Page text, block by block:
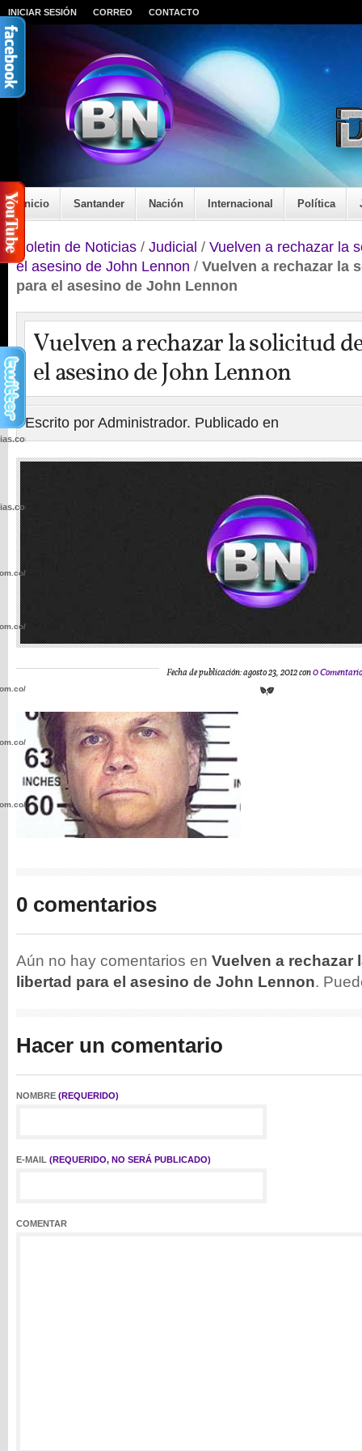
INICIAR SESIÓN CORREO CONTACTO
Inicio Santander Nación Internacional Política
Boletin de Noticias / Judicial / Vuelven a rechazar la
el asesino de John Lennon / Vuelven a rechazar la
para el asesino de John Lennon
Vuelven a rechazar la solicitud
el asesino de John Lennon
Escrito por Administrador. Publicado en
Fecha de publicación: agosto 23, 2012 con0
0 comentarios
Aún no hay comentarios en Vuelven a rechazar
libertad para el asesino de John Lennon.
Hacer un comentario
NOMBRE (REQUERIDO)
E-MAIL (REQUERIDO, NO SERÁ PUBLICADO)
COMENTAR
wp-
wp-
wp-
wp-
wp-
wp-
wp-
wp-